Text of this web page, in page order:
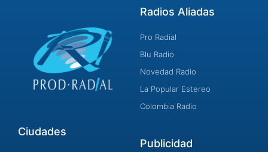
Radios Aliadas
Pro Radial
Blu Radio
Novedad Radio
La Popular Estereo
Colombia Radio
Ciudades
Publicidad